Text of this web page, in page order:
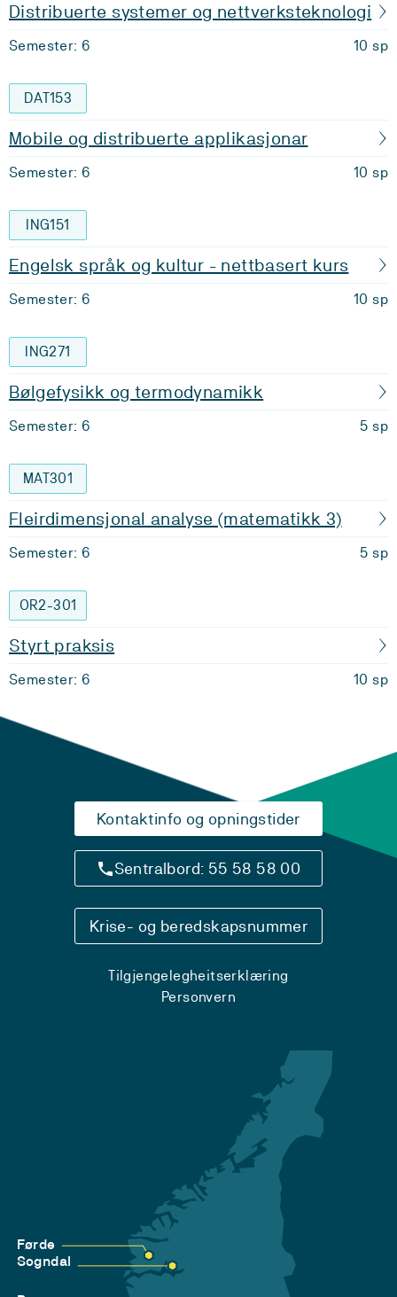
Distribuerte systemer og nettverksteknologi
Semester: 6 10 sp
DAT153
Mobile og distribuerte applikasjonar
Semester: 6 10 sp
ING151
Engelsk språk og kultur - nettbasert kurs
Semester: 6 10 sp
ING271
Bølgefysikk og termodynamikk
Semester: 6 5 sp
MAT301
Fleirdimensjonal analyse (matematikk 3)
Semester: 6 5 sp
OR2-301
Styrt praksis
Semester: 6 10 sp
Kontaktinfo og opningstider
Sentralbord: 55 58 58 00
Krise- og beredskapsnummer
Tilgjengelegheitserklæring
Personvern
Førde
Sogndal